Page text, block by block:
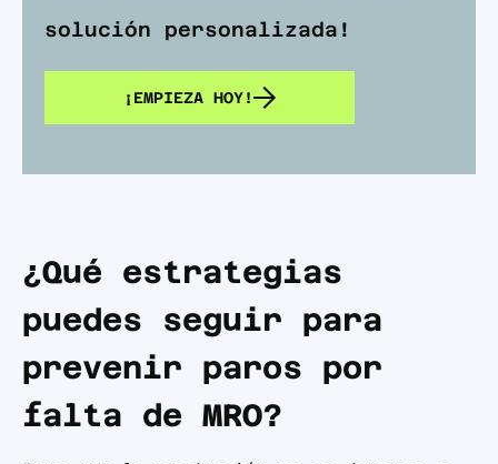
solución personalizada!
¡EMPIEZA HOY!
¿Qué estrategias
puedes seguir para
prevenir paros por
falta de MRO?